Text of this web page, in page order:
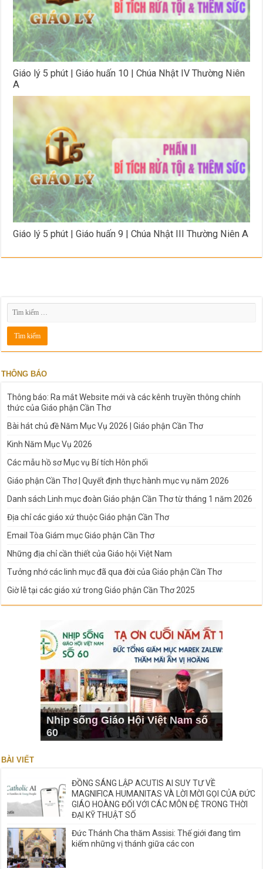
Giáo lý 5 phút | Giáo huấn 10 | Chúa Nhật IV Thường Niên
A
Giáo lý 5 phút | Giáo huấn 9 | Chúa Nhật III Thường Niên A
THÔNG BÁO
Thông báo: Ra mắt Website mới và các kênh truyền thông chính
thức của Giáo phận Cần Thơ
Bài hát chủ đề Năm Mục Vụ 2026 | Giáo phận Cần Thơ
Kinh Năm Mục Vụ 2026
Các mẫu hồ sơ Mục vụ Bí tích Hôn phối
Giáo phận Cần Thơ | Quyết định thực hành mục vụ năm 2026
Danh sách Linh mục đoàn Giáo phận Cần Thơ từ tháng 1 năm 2026
Địa chỉ các giáo xứ thuộc Giáo phận Cần Thơ
Email Tòa Giám mục Giáo phận Cần Thơ
Những địa chỉ cần thiết của Giáo hội Việt Nam
Tưởng nhớ các linh mục đã qua đời của Giáo phận Cần Thơ
Giờ lễ tại các giáo xứ trong Giáo phận Cần Thơ 2025
Nhịp sống Giáo Hội Việt Nam số
60
BÀI VIẾT
ĐỒNG SÁNG LẬP ACUTIS AI SUY TƯ VỀ
MAGNIFICA HUMANITAS VÀ LỜI MỜI GỌI CỦA ĐỨC
GIÁO HOÀNG ĐỐI VỚI CÁC MÔN ĐỆ TRONG THỜI
ĐẠI KỸ THUẬT SỐ
Đức Thánh Cha thăm Assisi: Thế giới đang tìm
kiếm những vị thánh giữa các con